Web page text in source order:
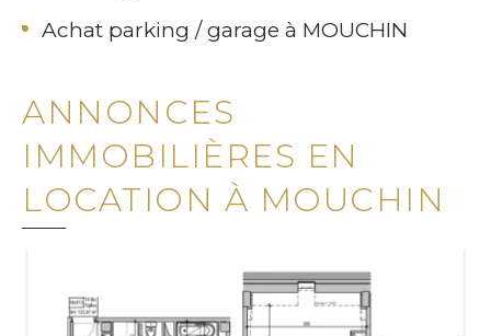
Achat parking / garage à MOUCHIN
ANNONCES
IMMOBILIÈRES EN
LOCATION À MOUCHIN